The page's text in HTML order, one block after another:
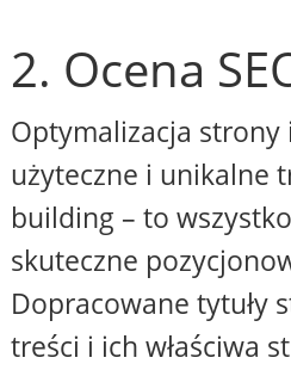
2. Ocena
Optymalizacja
użyteczne i unikalne
building – to
skuteczne
Dopracowane tytuły
treści i ich właściwa